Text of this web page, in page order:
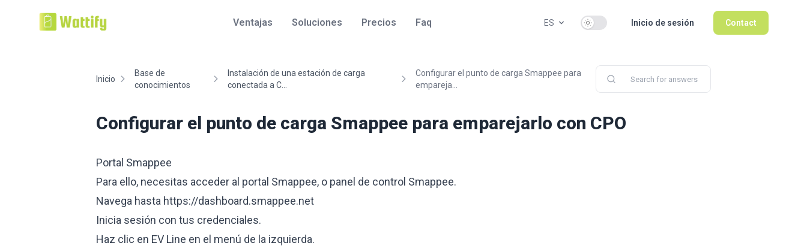
Ventajas Soluciones Precios Faq ES Use setting Inicio de sesión Contact
Inicio
Base de
conocimientos
Instalación de una estación de carga
conectada a C...
Configurar el punto de carga Smappee para
empareja...
Configurar el punto de carga Smappee para emparejarlo con CPO
Portal Smappee
Para ello, necesitas acceder al portal Smappee, o panel de control Smappee.
Navega hasta https://dashboard.smappee.net
Inicia sesión con tus credenciales.
Haz clic en EV Line en el menú de la izquierda.